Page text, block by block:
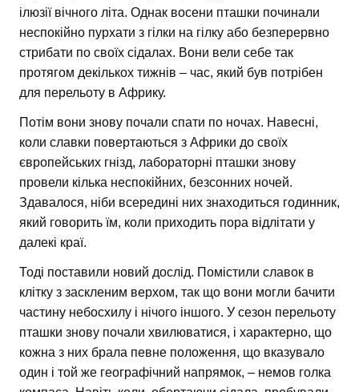
ілюзії вічного літа. Однак восени пташки починали
неспокійно пурхати з гілки на гілку або безперервно
стрибати по своїх сідалах. Вони вели себе так
протягом декількох тижнів – час, який був потрібен
для перельоту в Африку.
Потім вони знову почали спати по ночах. Навесні,
коли славки повертаються з Африки до своїх
європейських гнізд, лабораторні пташки знову
провели кілька неспокійних, безсонних ночей.
Здавалося, ніби всередині них знаходиться годинник,
який говорить їм, коли приходить пора відлітати у
далекі краї.
Тоді поставили новий дослід. Помістили славок в
клітку з заскленим верхом, так що вони могли бачити
частину небосхилу і нічого іншого. У сезон перельоту
пташки знову почали хвилюватися, і характерно, що
кожна з них брала певне положення, що вказувало
один і той же географічний напрямок, – немов голка